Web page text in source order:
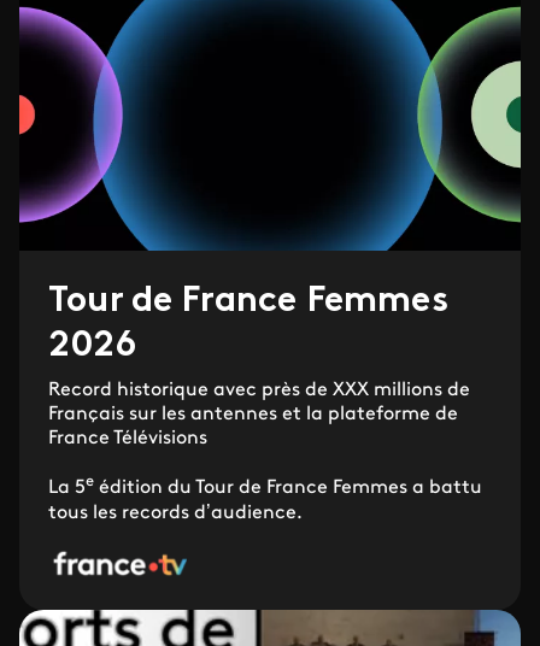
Tour de France Femmes
2026
Record historique avec près de XXX millions de
Français sur les antennes et la plateforme de
France Télévisions
La 5e édition du Tour de France Femmes a battu
tous les records d’audience.